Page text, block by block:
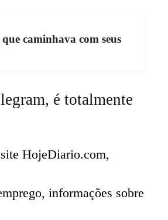
caminhava com seus
é totalmente
HojeDiario.com,
informações sobre